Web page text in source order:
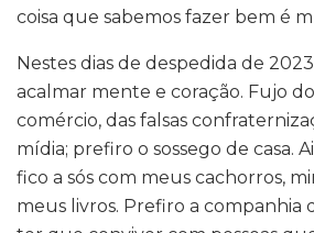
coisa que sabemos fazer bem é
Nestes dias de despedida de
acalmar mente e coração. Fujo
comércio, das falsas
mídia; prefiro o sossego de casa.
fico a sós com meus cachorros,
meus livros. Prefiro a companhia